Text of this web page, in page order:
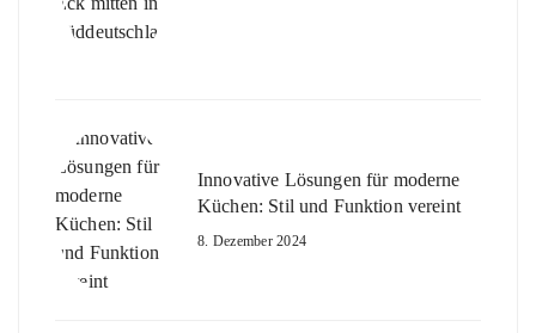
Innovative Lösungen für moderne
Küchen: Stil und Funktion vereint
8. Dezember 2024